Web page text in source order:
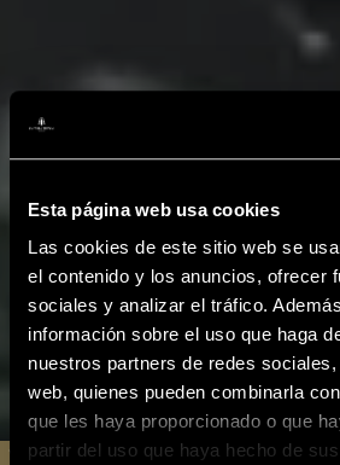
Esta página web usa cookies
Las cookies de este sitio web se
el contenido y los anuncios, ofrecer
sociales y analizar el tráfico.
información sobre el uso que haga
nuestros partners de redes
web, quienes pueden combinarla
que les haya proporcionado o que
partir del uso que haya hecho de